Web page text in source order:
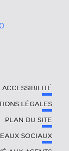
ACCESSIBILITÉ
LÉGALES
PLAN DU SITE
SOCIAUX